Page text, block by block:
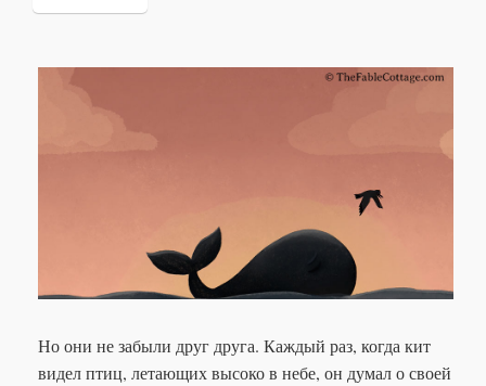
Но они не забыли друг друга. Каждый раз, когда кит
видел птиц, летающих высоко в небе, он думал о своей